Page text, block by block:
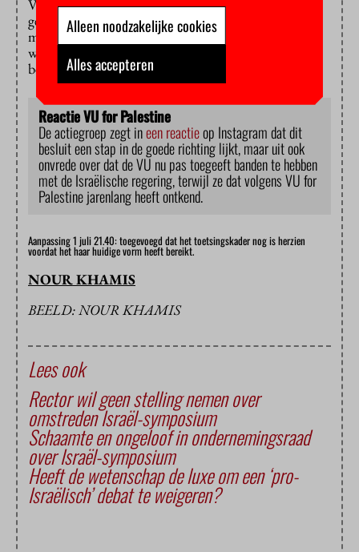
VU geeft aan dat studenten wel feedback hebben
gegeven op het toetsingskader en dat dit is
meegenomen. “Bij onderwijssamenwerkingen die
worden getoetst zullen ook studenten worden
betrokken”, aldus de woordvoerder.
Reactie VU for Palestine
De actiegroep zegt ineen reactieop Instagram dat dit
besluit een stap in de goede richting lijkt, maar uit ook
onvrede over dat de VU nu pas toegeeft banden te hebben
met de Israëlische regering, terwijl ze dat volgens VU for
Palestine jarenlang heeft ontkend.
Aanpassing 1 juli 21.40: toegevoegd dat het toetsingskader nog is herzien
voordat het haar huidige vorm heeft bereikt.
NOUR KHAMIS
BEELD: NOUR KHAMIS
Lees ook
Rector wil geen stelling nemen over
omstreden Israël-symposium
Schaamte en ongeloof in ondernemingsraad
over Israël-symposium
Heeft de wetenschap de luxe om een ‘pro-
Israëlisch’ debat te weigeren?
Alleen noodzakelijke cookies
Alles accepteren